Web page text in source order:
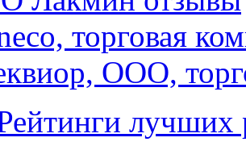
торговая
ООО,
лучших